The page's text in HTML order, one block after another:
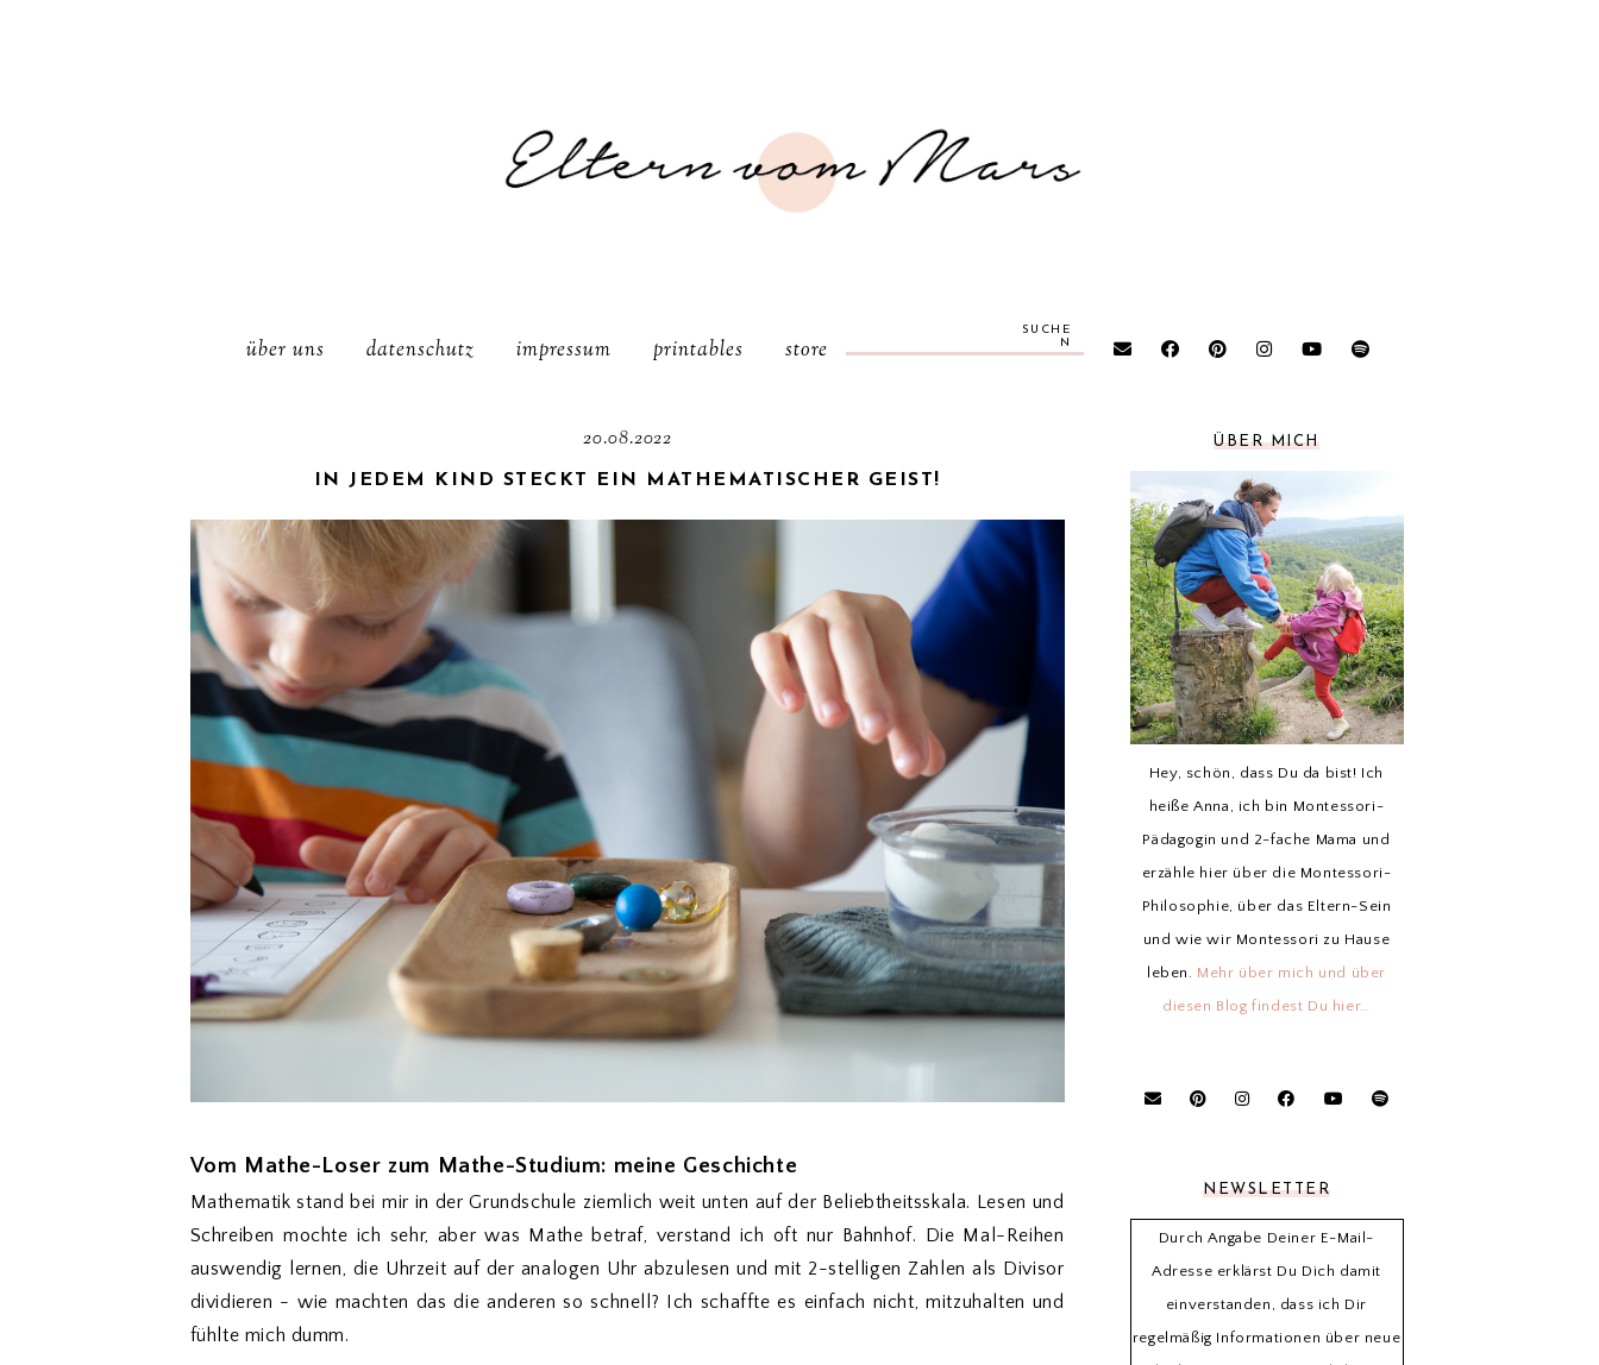
über uns datenschutz impressum printables store
SUCHE
N
20.08.2022
IN JEDEM KIND STECKT EIN MATHEMATISCHER GEIST!
Vom Mathe-Loser zum Mathe-Studium: meine Geschichte
Mathematik stand bei mir in der Grundschule ziemlich weit unten auf der Beliebtheitsskala. Lesen und
Schreiben mochte ich sehr, aber was Mathe betraf, verstand ich oft nur Bahnhof. Die Mal-Reihen
auswendig lernen, die Uhrzeit auf der analogen Uhr abzulesen und mit 2-stelligen Zahlen als Divisor
dividieren - wie machten das die anderen so schnell? Ich schaffte es einfach nicht, mitzuhalten und
fühlte mich dumm.
ÜBER MICH
Hey, schön, dass Du da bist! Ich
heiße Anna, ich bin Montessori-
Pädagogin und 2-fache Mama und
erzähle hier über die Montessori-
Philosophie, über das Eltern-Sein
und wie wir Montessori zu Hause
leben. Mehr über mich und über
diesen Blog findest Du hier…
NEWSLETTER
Durch Angabe Deiner E-Mail-
Adresse erklärst Du Dich damit
einverstanden, dass ich Dir
regelmäßig Informationen über neue